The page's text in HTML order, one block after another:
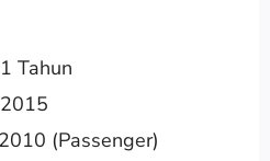
Tahun
(Passenger)